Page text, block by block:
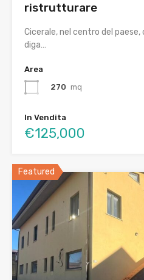
ristrutturare
Cicerale, nel centro del
diga…
Area
270 mq
In Vendita
€125,000
Featured